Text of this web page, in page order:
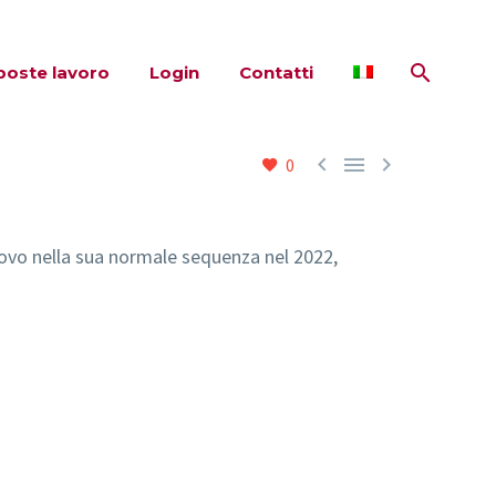
lavoro Login Contatti
0   
nella sua normale sequenza nel 2022,